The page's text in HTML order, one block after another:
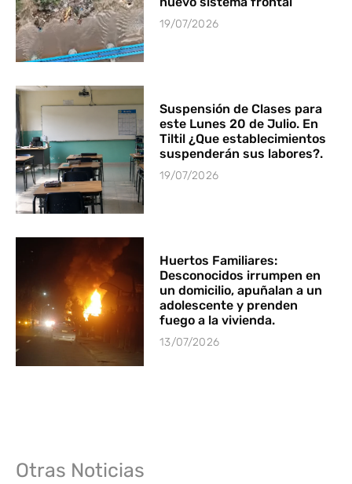
19/07/2026
Suspensión de Clases para
este Lunes 20 de Julio. En
Tiltil ¿Que establecimientos
suspenderán sus labores?.
19/07/2026
Huertos Familiares:
Desconocidos irrumpen en
un domicilio, apuñalan a un
adolescente y prenden
fuego a la vivienda.
13/07/2026
Otras Noticias